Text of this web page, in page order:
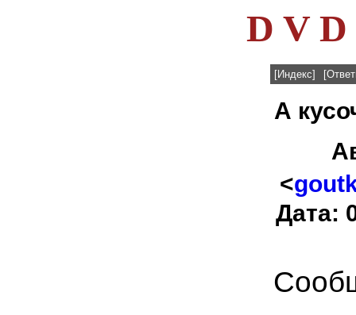
D V D
[Индекс]
А
<
Дата: